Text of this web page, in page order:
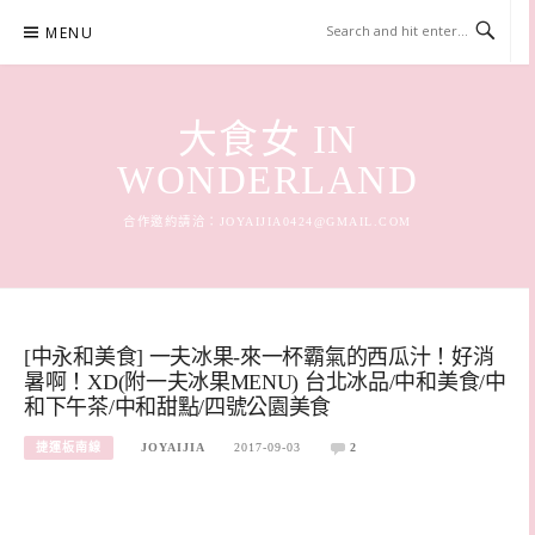
content
MENU
大食女 IN
WONDERLAND
合作邀約請洽： JOYAIJIA0424@GMAIL.COM
[中永和美食] 一夫冰果-來一杯霸氣的西瓜汁！好消
暑啊！XD(附一夫冰果MENU) 台北冰品/中和美食/中
和下午茶/中和甜點/四號公園美食
捷運板南線 JOYAIJIA 2017-09-03 2